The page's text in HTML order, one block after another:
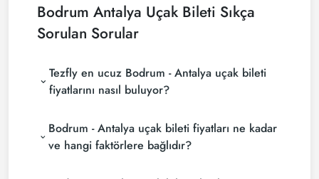
Bodrum Antalya Uçak Bileti Sıkça
Sorulan Sorular
Tezfly en ucuz Bodrum - Antalya uçak bileti
fiyatlarını nasıl buluyor?
fiyatlarını bulmak için tur operatörleri, büyük
rezervasyon siteleri (konsolidatörler) ve yüzlerce
havayolu sitesini aramaktadır. Tezfly sitesinde
Bodrum - Antalya uçak bileti fiyatları ne kadar
ve hangi faktörlere bağlıdır?